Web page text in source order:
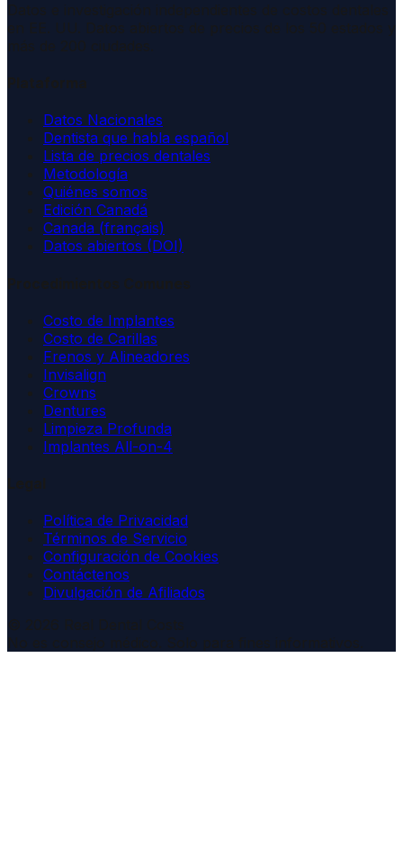
Datos Nacionales
Dentista que habla español
Lista de precios dentales
Metodología
Quiénes somos
Edición Canadá
Canada (français)
Datos abiertos (DOI)
Costo de Implantes
Costo de Carillas
Frenos y Alineadores
Invisalign
Crowns
Dentures
Limpieza Profunda
Implantes All-on-4
Política de Privacidad
Términos de Servicio
Configuración de Cookies
Contáctenos
Divulgación de Afiliados